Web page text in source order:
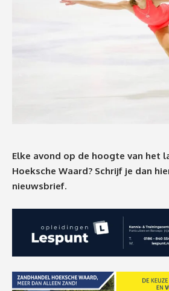
Elke avond op de hoogte van het
Hoeksche Waard? Schrijf je dan
nieuwsbrief.